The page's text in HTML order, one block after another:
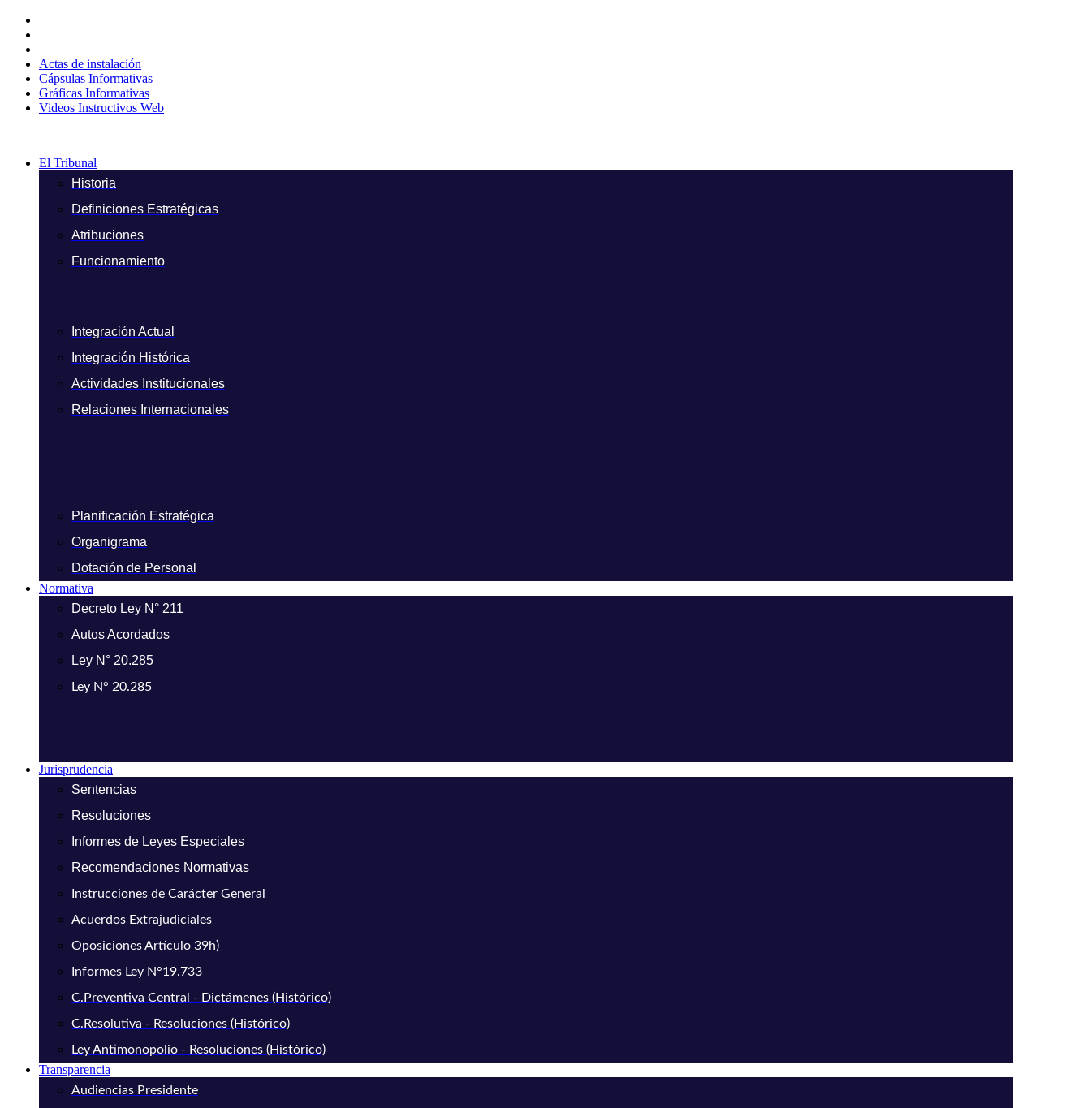
contenido
Actas de instalación
Cápsulas Informativas
Gráficas Informativas
Videos Instructivos Web
El Tribunal
Historia
Definiciones Estratégicas
Atribuciones
Funcionamiento
Integración Actual
Integración Histórica
Actividades Institucionales
Relaciones Internacionales
Planificación Estratégica
Organigrama
Dotación de Personal
Normativa
Decreto Ley N° 211
Autos Acordados
Ley N° 20.285
Ley N° 20.285
Jurisprudencia
Sentencias
Resoluciones
Informes de Leyes Especiales
Recomendaciones Normativas
Instrucciones de Carácter General
Acuerdos Extrajudiciales
Oposiciones Artículo 39h)
Informes Ley N°19.733
C.Preventiva Central - Dictámenes (Histórico)
C.Resolutiva - Resoluciones (Histórico)
Ley Antimonopolio - Resoluciones (Histórico)
Transparencia
Audiencias Presidente